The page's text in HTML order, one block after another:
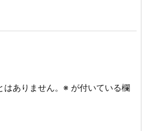
ありません。 ※ が付いている欄